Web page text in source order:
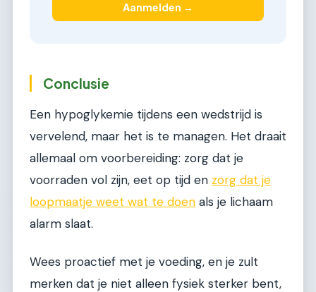
Aanmelden →
Conclusie
Een hypoglykemie tijdens een wedstrijd is
vervelend, maar het is te managen. Het draait
allemaal om voorbereiding: zorg dat je
voorraden vol zijn, eet op tijd en zorg dat je
loopmaatje weet wat te doen als je lichaam
alarm slaat.
Wees proactief met je voeding, en je zult
merken dat je niet alleen fysiek sterker bent,